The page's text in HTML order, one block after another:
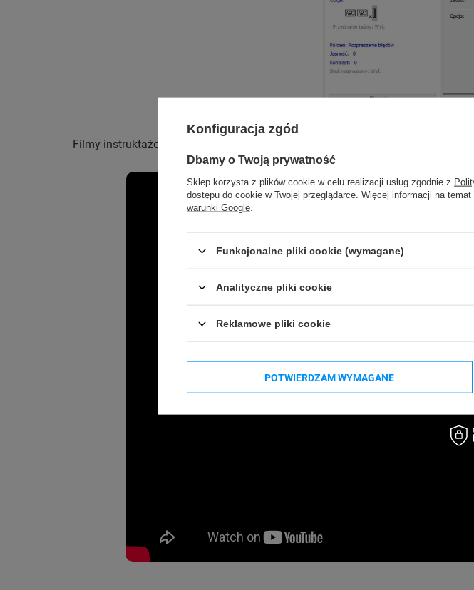
Filmy instruktażowe:
Konfiguracja zgód
Dbamy o Twoją prywatność
Sklep korzysta z plików cookie w celu realizacji usług zgodnie z
dostępu do cookie w Twojej przeglądarce. Więcej informacji na
warunki Google
Funkcjonalne pliki cookie (wymagane)
Analityczne pliki cookie
Reklamowe pliki cookie
POTWIERDZAM WYMAGANE